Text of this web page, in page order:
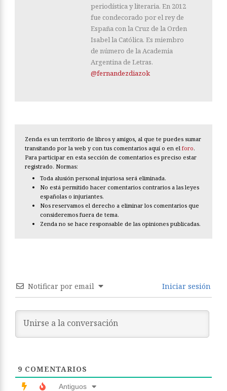
periodística y literaria. En 2012
fue condecorado por el rey de
España con la Cruz de la Orden
Isabel la Católica. Es miembro
de número de la Academia
Argentina de Letras.
@fernandezdiazok
Zenda es un territorio de libros y amigos, al que te puedes sumar
transitando por la web y con tus comentarios aquí o en el foro.
Para participar en esta sección de comentarios es preciso estar
registrado. Normas:
Toda alusión personal injuriosa será eliminada.
No está permitido hacer comentarios contrarios a las leyes
españolas o injuriantes.
Nos reservamos el derecho a eliminar los comentarios que
consideremos fuera de tema.
Zenda no se hace responsable de las opiniones publicadas.
Notificar por email Iniciar sesión
9 COMENTARIOS
Antiguos